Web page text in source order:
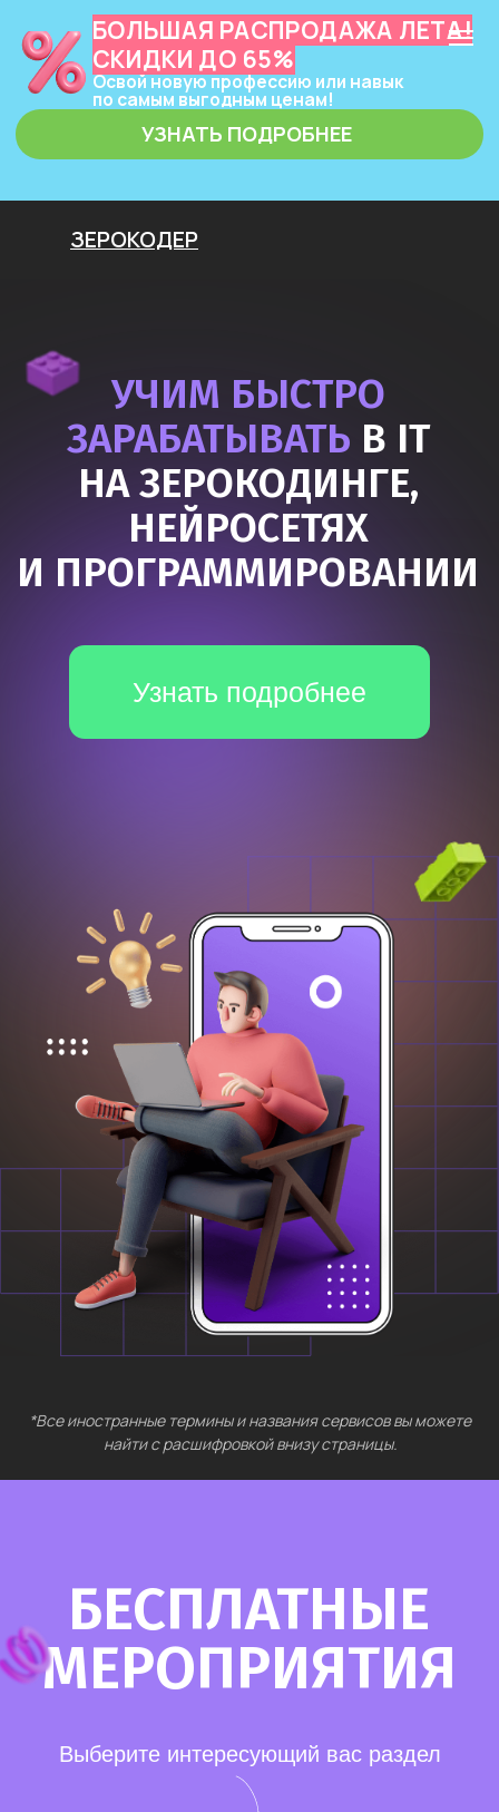
БОЛЬШАЯ РАСПРОДАЖА ЛЕТА!
СКИДКИ ДО 65%
Освой новую профессию или навык
по самым выгодным ценам!
УЗНАТЬ ПОДРОБНЕЕ
НА ЗЕРОКОДИНГЕ,
НЕЙРОСЕТЯХ
И ПРОГРАММИРОВАНИИ
Узнать подробнее
*Все иностранные термины и названия сервисов вы можете
найти с расшифровкой внизу страницы.
БЕСПЛАТНЫЕ
МЕРОПРИЯТИЯ
Выберите интересующий вас раздел
полезные рекомендации и советы по работе
с нейросетями для тех, кто делает первые
шаги в области ИИ.
Нейросети для разработки и IT
—
углубленное изучение ИИ для решения
автономных систем.
Нейросети для профессий вне IT
инструменты для автоматизации, анализа
IT-профессии 16
Высшее образование 2